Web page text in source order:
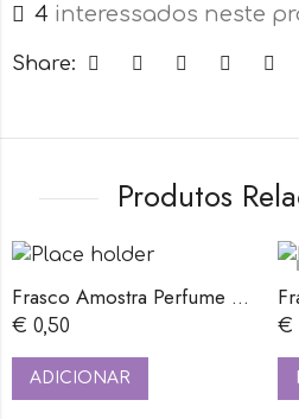
4 interessados neste
Share:
Produtos
Frasco Amostra Perfume Vidro 2ml Tampa branca
€ 0,50
ADICIONAR
€